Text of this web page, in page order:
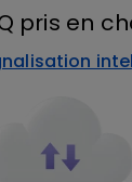
pris en